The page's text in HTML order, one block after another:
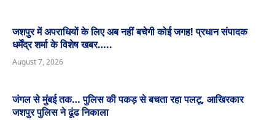
जशपुर में अपराधियों के लिए अब नहीं बचेगी कोई जगह! प्रधान संपादक
धर्मेंद्र शर्मा के विशेष खबर…..
August 7, 2026
जंगल से मुंबई तक… पुलिस की पकड़ से बचता रहा पलटू, आखिरकार
जशपुर पुलिस ने ढूंढ निकाला